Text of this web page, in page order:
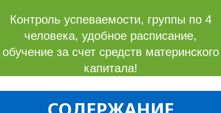
Контроль успеваемости, группы по 4
человека, удобное расписание,
обучение за счет средств материнского
капитала!